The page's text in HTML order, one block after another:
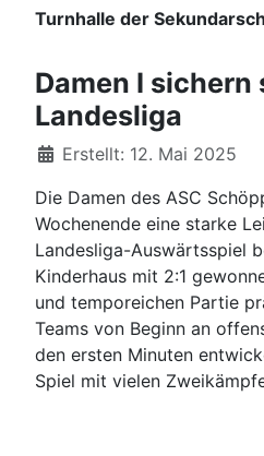
Turnhalle der
Damen I sichern
Landesliga
DetailsErstellt: 12. Mai 2025
Die Damen des ASC
Wochenende eine starke
Landesliga-Auswärtsspiel
Kinderhaus mit 2:1
und temporeichen Partie
Teams von Beginn an
den ersten Minuten
Spiel mit vielen